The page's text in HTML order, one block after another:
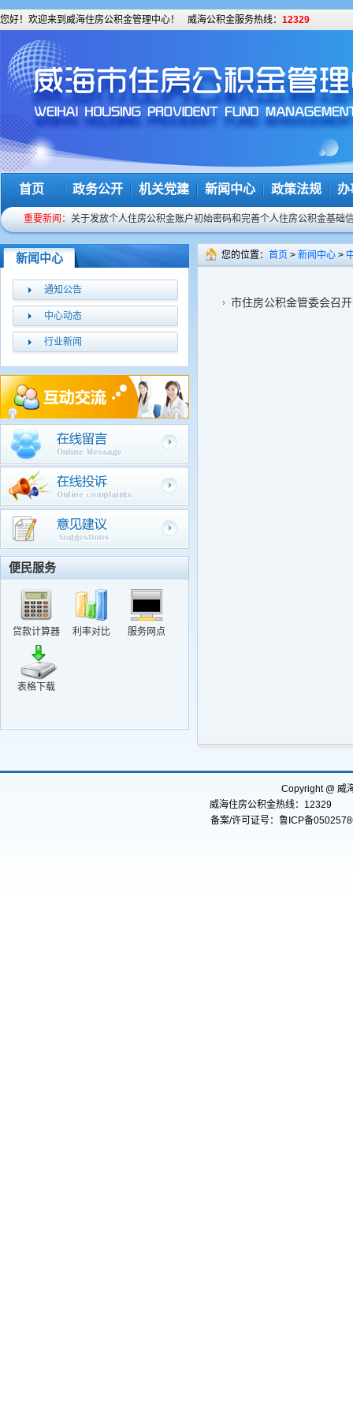
您好！欢迎来到威海住房公积金管理中心！ 威海公积金服务热线： 12329
首页 政务公开 机关党建 新闻中心 政策法规 办
重要新闻： 关于发放个人住房公积金账户初始密码和完善个人住房公积金基础
关于调整2013年度威海市住房公积金缴存基数和比例的通知
我市住房公积金服务热线正式变更为12329
预告登记后要及时办理房屋产权证
关于修改个人密码的温馨提示
关于密码发放和完善个人基础信息工作相关问题的解释
关于谨防诈骗电话的提示
关于调整部分住房公积金贷款政策的通知
关于修改个人密码的提示
新闻中心
通知公告
中心动态
行业新闻
便民服务
贷款计算器 利率对比 服务网点
表格下载
您的位置： 首页 > 新闻中心 >
市住房公积金管委会召
Copyright @ 威
威海住房公积金热线：12329
备案/许可证号：鲁ICP备